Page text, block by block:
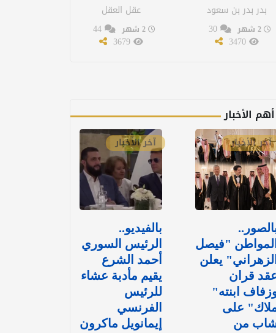
بدر بدر بن سعود
2 شهر 30
3470
عقل العقل
2 شهر 44
3679
أهم الأخبار
آخر الأخبار
المواطن "فيصل
الزهراني" يعلن
قران
ابنته"
على
من
آخر الأخبار
بالفيديو..
الرئيس السوري
أحمد الشرع
يقيم مأدبة عشاء
للرئيس
الفرنسي
إيمانويل ماكرون